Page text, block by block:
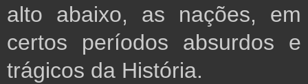
alto abaixo, as nações, em
certos períodos absurdos e
trágicos da História.